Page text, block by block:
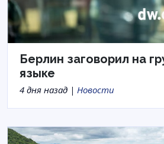
Берлин заговорил на
языке
4 дня назад | Новости